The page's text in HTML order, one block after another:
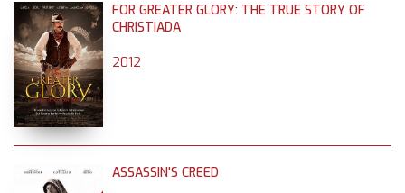
FOR GREATER GLORY: THE TRUE STORY OF
CHRISTIADA
2012
ASSASSIN'S CREED